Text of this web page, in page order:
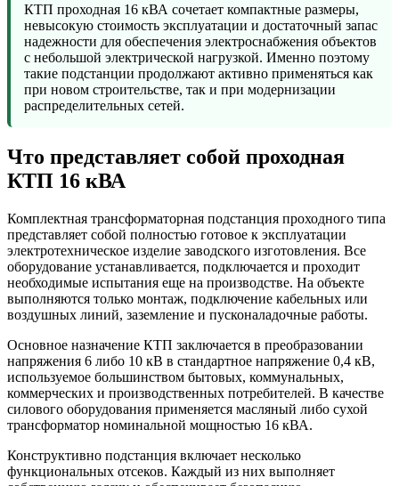
КТП проходная 16 кВА сочетает компактные размеры,
невысокую стоимость эксплуатации и достаточный запас
надежности для обеспечения электроснабжения объектов
с небольшой электрической нагрузкой. Именно поэтому
такие подстанции продолжают активно применяться как
при новом строительстве, так и при модернизации
распределительных сетей.
Что представляет собой проходная
КТП 16 кВА
Комплектная трансформаторная подстанция проходного типа
представляет собой полностью готовое к эксплуатации
электротехническое изделие заводского изготовления. Все
оборудование устанавливается, подключается и проходит
необходимые испытания еще на производстве. На объекте
выполняются только монтаж, подключение кабельных или
воздушных линий, заземление и пусконаладочные работы.
Основное назначение КТП заключается в преобразовании
напряжения 6 либо 10 кВ в стандартное напряжение 0,4 кВ,
используемое большинством бытовых, коммунальных,
коммерческих и производственных потребителей. В качестве
силового оборудования применяется масляный либо сухой
трансформатор номинальной мощностью 16 кВА.
Конструктивно подстанция включает несколько
функциональных отсеков. Каждый из них выполняет